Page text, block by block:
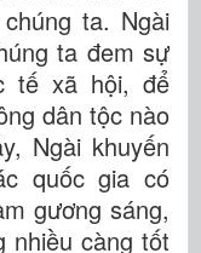
ta. Ngài
ta đem sự
tế xã hội, để
dân tộc nào
Ngài khuyến
quốc gia có
gương sáng,
nhiều càng tốt